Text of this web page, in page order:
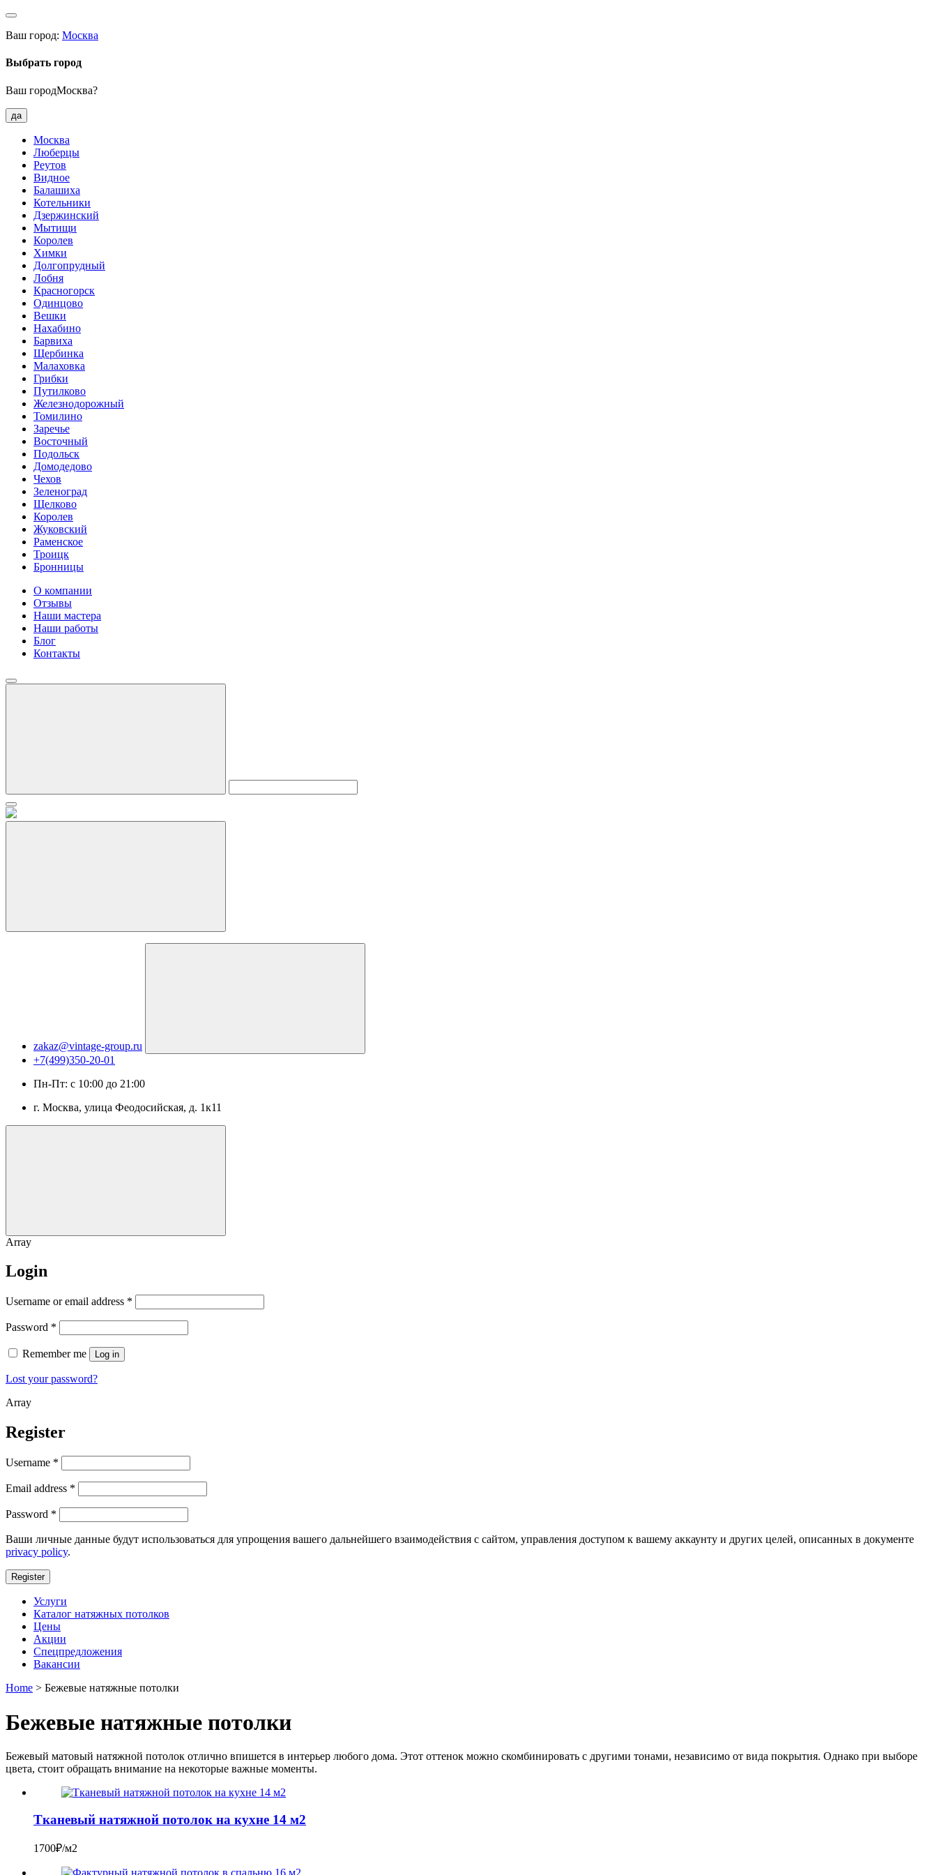
Ваш город: Москва
Выбрать город
Ваш городМосква?
да
Москва
Люберцы
Реутов
Видное
Балашиха
Котельники
Дзержинский
Мытищи
Королев
Химки
Долгопрудный
Лобня
Красногорск
Одинцово
Вешки
Нахабино
Барвиха
Щербинка
Малаховка
Грибки
Путилково
Железнодорожный
Томилино
Заречье
Восточный
Подольск
Домодедово
Чехов
Зеленоград
Щелково
Королев
Жуковский
Раменское
Троицк
Бронницы
О компании
Отзывы
Наши мастера
Наши работы
Блог
Контакты
zakaz@vintage-group.ru
+7(499)350-20-01
Пн-Пт: с 10:00 до 21:00
г. Москва, ​улица Феодосийская, д. 1к11
Array
Login
Username or email address *
Password *
Remember me Log in
Lost your password?
Array
Register
Username *
Email address *
Password *
Ваши личные данные будут использоваться для упрощения вашего дальнейшего взаимодействия с сайтом, управления доступом к вашему аккаунту и других целей, описанных в документе
privacy policy.
Register
Услуги
Каталог натяжных потолков
Цены
Акции
Спецпредложения
Вакансии
Home > Бежевые натяжные потолки
Бежевые натяжные потолки
Бежевый матовый натяжной потолок отлично впишется в интерьер любого дома. Этот оттенок можно скомбинировать с другими тонами, независимо от вида покрытия. Однако при выборе
цвета, стоит обращать внимание на некоторые важные моменты.
Тканевый натяжной потолок на кухне 14 м2
1700₽/м2